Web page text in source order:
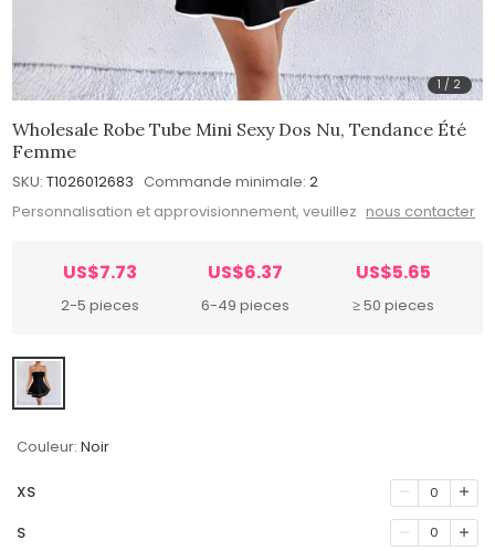
1 / 2
Wholesale Robe Tube Mini Sexy Dos Nu, Tendance Été
Femme
SKU: T1026012683 Commande minimale: 2
Personnalisation et approvisionnement, veuillez nous contacter
US$7.73
2-5 pieces
US$6.37
6-49 pieces
US$5.65
≥ 50 pieces
Couleur: Noir
XS 0
S 0